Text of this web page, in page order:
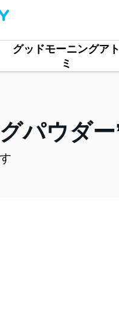
グッドモーニングアト
ミ
パウダー